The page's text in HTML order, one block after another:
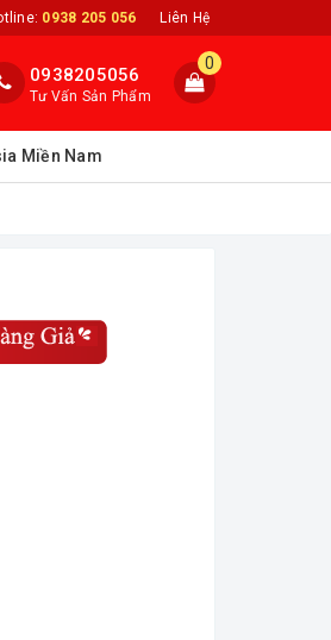
0938 205 056 Liên Hệ
0
0938205056
Tư Vấn Sản Phẩm
Miền Nam